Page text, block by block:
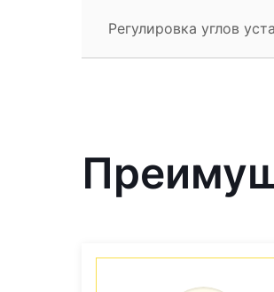
Регулировка углов